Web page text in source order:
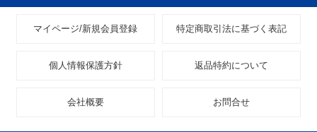
マイページ/新規会員登録 特定商取引法に基づく表記
個人情報保護方針 返品特約について
会社概要 お問合せ